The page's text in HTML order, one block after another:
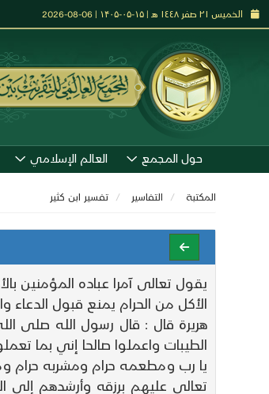
الخميس ٢١ صفر ١٤٤٨ هـ | ۱۵-۰۵-۱۴۰۵ | 06-08-2026
حول المجمع العالم الإسلامي
المكتبة التفاسير تفـسير ابن كثير
يقول تعالى آمرا عباده المؤمنين
الأكل من الحرام يمنع قبول
هريرة قال : قال رسول الله صلى
الطيبات واعملوا صالحا إني بما
يا رب ومطعمه حرام ومشربه حرام
تعالى عليهم برزقه وأرشدهم